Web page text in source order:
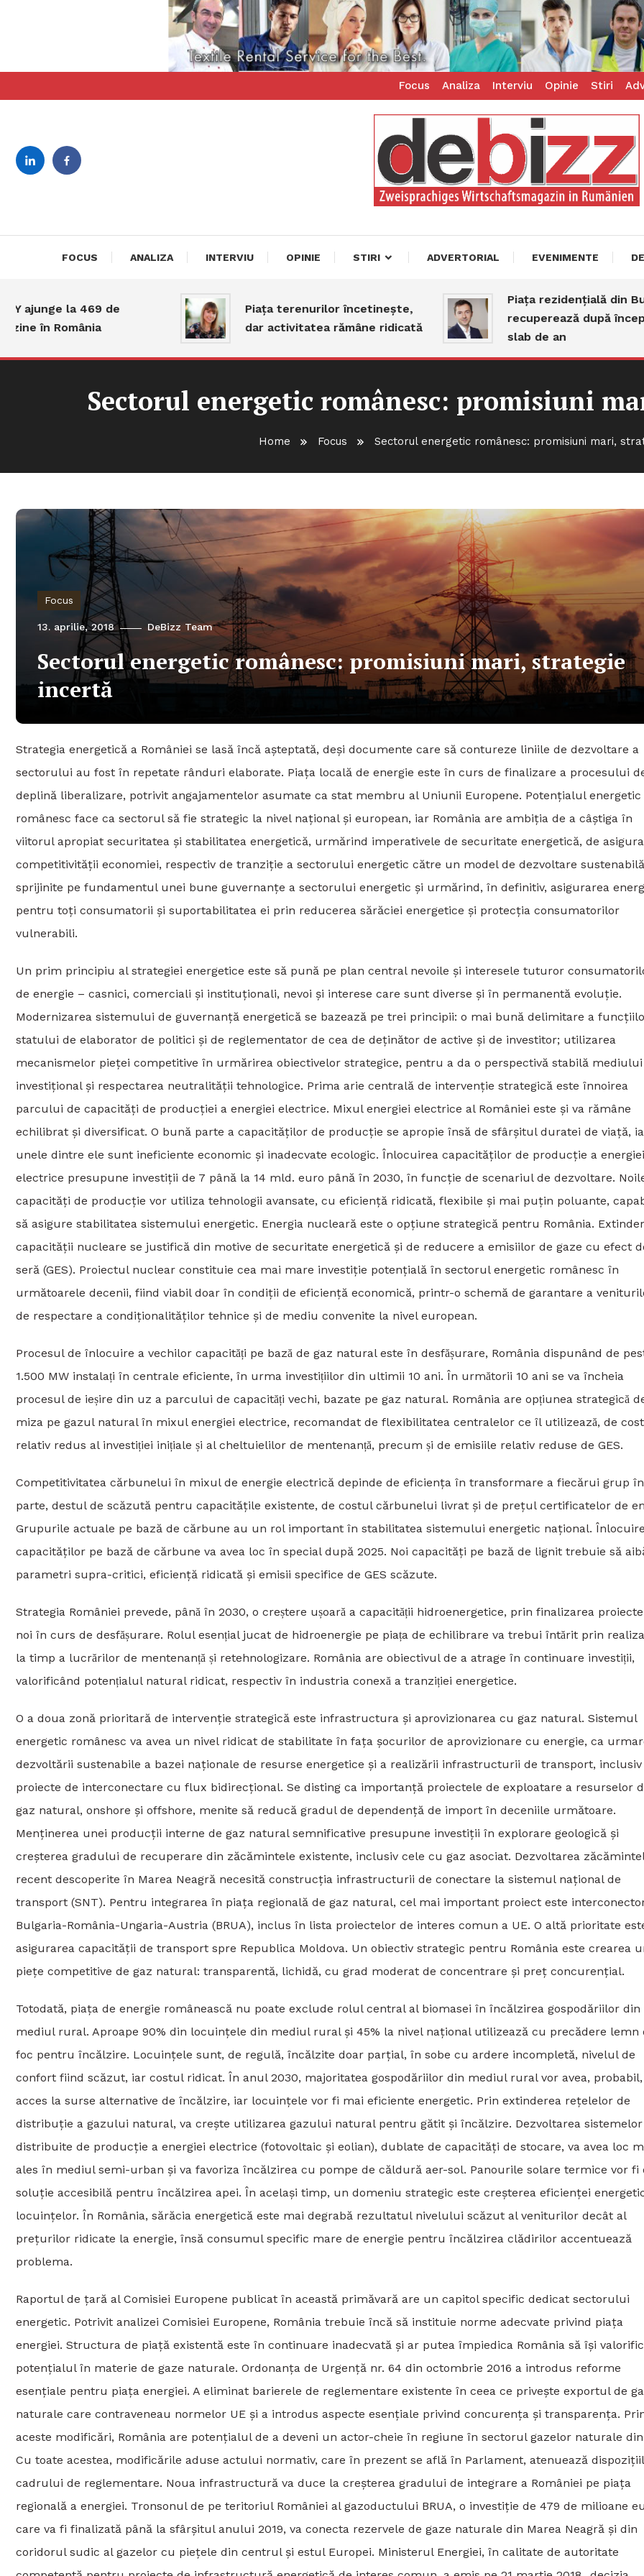
To
Focus Analiza Interviu Opinie Stiri
DeBizz
FOCUS ANALIZA INTERVIU OPINIE STIRI ADVERTORIAL EVENIMENTE
la 469 de
în România
Piața terenurilor încetinește,
dar activitatea rămâne ridicată
Piața rezidențială din
recuperează după începutul
slab de an
Sectorul energetic românesc: promisiuni
Home Focus Sectorul energetic românesc: promisiuni mari,
Focus
13. aprilie, 2018 DeBizz Team
Sectorul energetic românesc: promisiuni mari, strategie
incertă
Strategia energetică a României se lasă încă așteptată, deși documente care să contureze liniile de dezvoltare a
sectorului au fost în repetate rânduri elaborate. Piața locală de energie este în curs de finalizare a procesului
deplină liberalizare, potrivit angajamentelor asumate ca stat membru al Uniunii Europene. Potențialul energetic
românesc face ca sectorul să fie strategic la nivel național și european, iar România are ambiția de a câștiga în
viitorul apropiat securitatea și stabilitatea energetică, urmărind imperativele de securitate energetică, de
competitivității economiei, respectiv de tranziție a sectorului energetic către un model de dezvoltare
sprijinite pe fundamentul unei bune guvernanțe a sectorului energetic și urmărind, în definitiv, asigurarea
pentru toți consumatorii și suportabilitatea ei prin reducerea sărăciei energetice și protecția consumatorilor
vulnerabili.
Un prim principiu al strategiei energetice este să pună pe plan central nevoile și interesele tuturor
de energie – casnici, comerciali și instituționali, nevoi și interese care sunt diverse și în permanentă evoluție.
Modernizarea sistemului de guvernanță energetică se bazează pe trei principii: o mai bună delimitare a
statului de elaborator de politici și de reglementator de cea de deținător de active și de investitor; utilizarea
mecanismelor pieței competitive în urmărirea obiectivelor strategice, pentru a da o perspectivă stabilă mediului
investițional și respectarea neutralității tehnologice. Prima arie centrală de intervenție strategică este înnoirea
parcului de capacități de producției a energiei electrice. Mixul energiei electrice al României este și va rămâne
echilibrat și diversificat. O bună parte a capacităților de producție se apropie însă de sfârșitul duratei de viață,
unele dintre ele sunt ineficiente economic și inadecvate ecologic. Înlocuirea capacităților de producție a energiei
electrice presupune investiții de 7 până la 14 mld. euro până în 2030, în funcție de scenariul de dezvoltare.
capacități de producție vor utiliza tehnologii avansate, cu eficiență ridicată, flexibile și mai puțin poluante,
să asigure stabilitatea sistemului energetic. Energia nucleară este o opțiune strategică pentru România.
capacității nucleare se justifică din motive de securitate energetică și de reducere a emisiilor de gaze cu efect
seră (GES). Proiectul nuclear constituie cea mai mare investiție potențială în sectorul energetic românesc în
următoarele decenii, fiind viabil doar în condiții de eficiență economică, printr-o schemă de garantare a
de respectare a condiționalităților tehnice și de mediu convenite la nivel european.
Procesul de înlocuire a vechilor capacități pe bază de gaz natural este în desfășurare, România dispunând de
1.500 MW instalați în centrale eficiente, în urma investițiilor din ultimii 10 ani. În următorii 10 ani se va încheia
procesul de ieșire din uz a parcului de capacități vechi, bazate pe gaz natural. România are opțiunea strategică
miza pe gazul natural în mixul energiei electrice, recomandat de flexibilitatea centralelor ce îl utilizează, de
relativ redus al investiției inițiale și al cheltuielilor de mentenanță, precum și de emisiile relativ reduse de GES.
Competitivitatea cărbunelui în mixul de energie electrică depinde de eficiența în transformare a fiecărui grup în
parte, destul de scăzută pentru capacitățile existente, de costul cărbunelui livrat și de prețul certificatelor de
Grupurile actuale pe bază de cărbune au un rol important în stabilitatea sistemului energetic național.
capacităților pe bază de cărbune va avea loc în special după 2025. Noi capacități pe bază de lignit trebuie să
parametri supra-critici, eficiență ridicată și emisii specifice de GES scăzute.
Strategia României prevede, până în 2030, o creștere ușoară a capacității hidroenergetice, prin finalizarea
noi în curs de desfășurare. Rolul esențial jucat de hidroenergie pe piața de echilibrare va trebui întărit prin
la timp a lucrărilor de mentenanță și retehnologizare. România are obiectivul de a atrage în continuare investiții,
valorificând potențialul natural ridicat, respectiv în industria conexă a tranziției energetice.
O a doua zonă prioritară de intervenție strategică este infrastructura și aprovizionarea cu gaz natural. Sistemul
energetic românesc va avea un nivel ridicat de stabilitate în fața șocurilor de aprovizionare cu energie, ca
dezvoltării sustenabile a bazei naționale de resurse energetice și a realizării infrastructurii de transport, inclusiv
proiecte de interconectare cu flux bidirecțional. Se disting ca importanță proiectele de exploatare a resurselor
gaz natural, onshore și offshore, menite să reducă gradul de dependență de import în deceniile următoare.
Menținerea unei producții interne de gaz natural semnificative presupune investiții în explorare geologică și
creșterea gradului de recuperare din zăcămintele existente, inclusiv cele cu gaz asociat. Dezvoltarea
recent descoperite în Marea Neagră necesită construcția infrastructurii de conectare la sistemul național de
transport (SNT). Pentru integrarea în piața regională de gaz natural, cel mai important proiect este
Bulgaria-România-Ungaria-Austria (BRUA), inclus în lista proiectelor de interes comun a UE. O altă prioritate
asigurarea capacității de transport spre Republica Moldova. Un obiectiv strategic pentru România este crearea
piețe competitive de gaz natural: transparentă, lichidă, cu grad moderat de concentrare și preț concurențial.
Totodată, piața de energie românească nu poate exclude rolul central al biomasei în încălzirea gospodăriilor din
mediul rural. Aproape 90% din locuințele din mediul rural și 45% la nivel național utilizează cu precădere lemn
foc pentru încălzire. Locuințele sunt, de regulă, încălzite doar parțial, în sobe cu ardere incompletă, nivelul de
confort fiind scăzut, iar costul ridicat. În anul 2030, majoritatea gospodăriilor din mediul rural vor avea, probabil,
acces la surse alternative de încălzire, iar locuințele vor fi mai eficiente energetic. Prin extinderea rețelelor de
distribuție a gazului natural, va crește utilizarea gazului natural pentru gătit și încălzire. Dezvoltarea sistemelor
distribuite de producție a energiei electrice (fotovoltaic și eolian), dublate de capacități de stocare, va avea loc
ales în mediul semi-urban și va favoriza încălzirea cu pompe de căldură aer-sol. Panourile solare termice vor fi
soluție accesibilă pentru încălzirea apei. În același timp, un domeniu strategic este creșterea eficienței
locuințelor. În România, sărăcia energetică este mai degrabă rezultatul nivelului scăzut al veniturilor decât al
prețurilor ridicate la energie, însă consumul specific mare de energie pentru încălzirea clădirilor accentuează
problema.
Raportul de țară al Comisiei Europene publicat în această primăvară are un capitol specific dedicat sectorului
energetic. Potrivit analizei Comisiei Europene, România trebuie încă să instituie norme adecvate privind piața
energiei. Structura de piață existentă este în continuare inadecvată și ar putea împiedica România să își
potențialul în materie de gaze naturale. Ordonanța de Urgență nr. 64 din octombrie 2016 a introdus reforme
esențiale pentru piața energiei. A eliminat barierele de reglementare existente în ceea ce privește exportul de
naturale care contraveneau normelor UE și a introdus aspecte esențiale privind concurența și transparența.
aceste modificări, România are potențialul de a deveni un actor-cheie în regiune în sectorul gazelor naturale din
Cu toate acestea, modificările aduse actului normativ, care în prezent se află în Parlament, atenuează
cadrului de reglementare. Noua infrastructură va duce la creșterea gradului de integrare a României pe piața
regională a energiei. Tronsonul de pe teritoriul României al gazoductului BRUA, o investiție de 479 de milioane
care va fi finalizată până la sfârșitul anului 2019, va conecta rezervele de gaze naturale din Marea Neagră și din
coridorul sudic al gazelor cu piețele din centrul și estul Europei. Ministerul Energiei, în calitate de autoritate